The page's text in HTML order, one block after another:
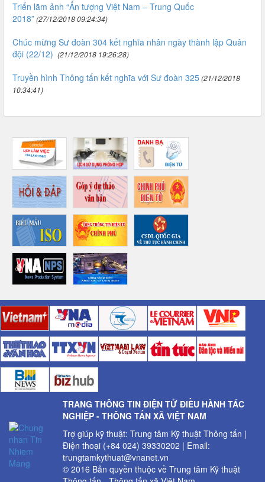
Triển lãm ảnh “Ấn tượng Việt Nam – Trung Quốc
2018”(27/12/2018 09:24:34)
Chúc mừng Sư đoàn 304 kết nghĩa nhân ngày thành lập Quân
đội (22/12) (21/12/2018 19:26:28)
Truyền hình Thông tấn kết nghĩa với Sư đoàn 325(21/12/2018
10:34:41)
TRANG THÔNG TIN ĐIỆN TỬ ĐIỀU HÀNH TÁC
NGHIỆP - THÔNG TẤN XÃ VIỆT NAM
Trợ giúp kỹ thuật: Trung tâm Kỹ thuật Thông tấn |
Điện thoại (+84 024) 39330202 | Email:
trungtamkythuat@vnanet.vn
© 2016 Bản quyền thuộc về Trung tâm Kỹ thuật